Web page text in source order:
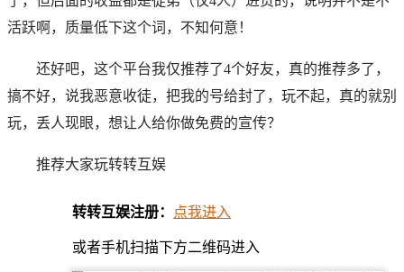
活跃啊，质量低下这个词，不知何意！
还好吧，这个平台我仅推荐了4个好友，真的推荐多了，
搞不好，说我恶意收徒，把我的号给封了，玩不起，真的就别
玩，丢人现眼，想让人给你做免费的宣传？
推荐大家玩转转互娱
转转互娱注册： 点我进入
或者手机扫描下方二维码进入